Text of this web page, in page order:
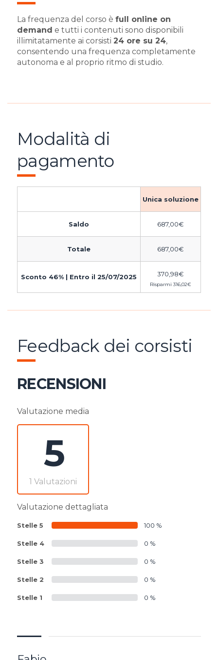
La frequenza del corso è full online on
demand e tutti i contenuti sono disponibili
illimitatamente ai corsisti 24 ore su 24,
consentendo una frequenza completamente
autonoma e al proprio ritmo di studio.
Modalità di
pagamento
Unica soluzione
Saldo 687,00€
Totale 687,00€
Sconto 46% | Entro il 25/07/2025 370,98€
Risparmi 316,02€
Feedback dei corsisti
RECENSIONI
Valutazione media
5
1 Valutazioni
Valutazione dettagliata
Stelle 5 100 %
Stelle 4 0 %
Stelle 3 0 %
Stelle 2 0 %
Stelle 1 0 %